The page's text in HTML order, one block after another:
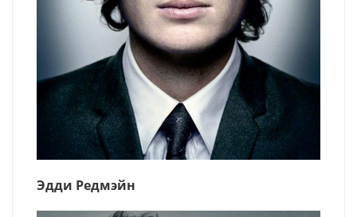
Эдди Редмэйн